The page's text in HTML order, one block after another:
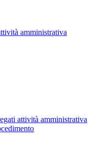
amministrativa
attività amministrativa